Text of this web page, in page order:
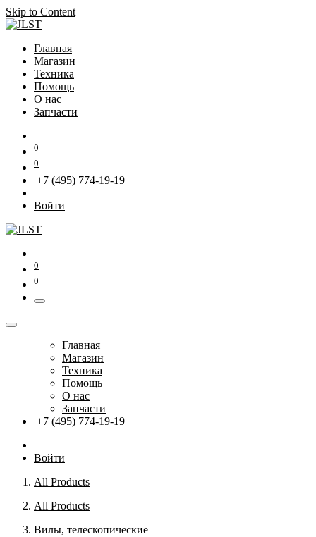
Skip to Content
Главная
Магазин
Техника
Помощь
О нас
Запчасти
0
0
+7 (495) 774-19-19
Войти
0
0
Главная
Магазин
Техника
Помощь
О нас
Запчасти
+7 (495) 774-19-19
Войти
All Products
All Products
Вилы, телескопические